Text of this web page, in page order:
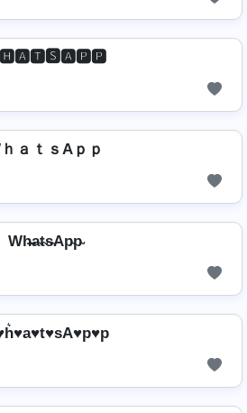
ａｔｓAｐｐ
Wh̴̶a̴t̴s̴Ap̴p̴